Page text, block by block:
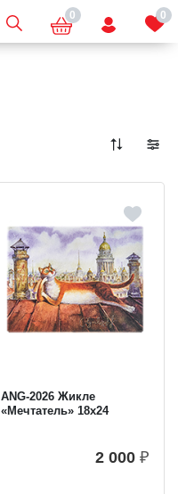
0 0
ANG-2026 Жикле
«Мечтатель» 18х24
2 000 ₽